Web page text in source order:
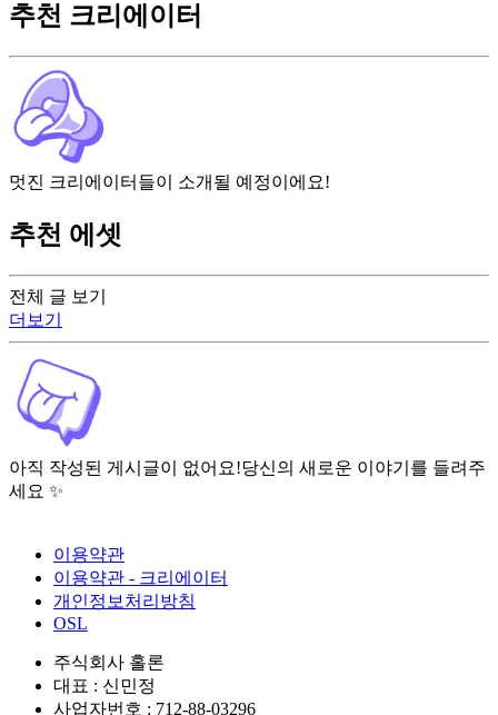
전체 글 보기
더보기
아직 작성된 게시글이 없어요!당신의 새로운 이야기를 들려주
세요 ✨
추천 크리에이터
멋진 크리에이터들이 소개될 예정이에요!
추천 에셋
이용약관
이용약관 - 크리에이터
개인정보처리방침
OSL
주식회사 홀론
대표 : 신민정
사업자번호 : 712-88-03296